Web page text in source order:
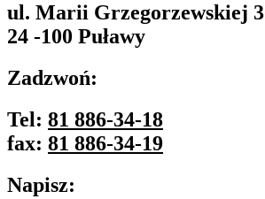
ul. Marii Grzegorzewskiej 3
24 -100 Puławy
Zadzwoń:
Tel: 81 886-34-18
fax: 81 886-34-19
Napisz: